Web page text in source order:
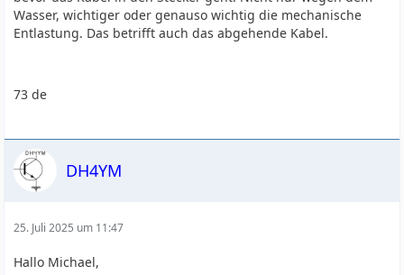
Wasser, wichtiger oder genauso wichtig die mechanische
Entlastung. Das betrifft auch das abgehende Kabel.
73 de
DH4YM
25. Juli 2025 um 11:47
Hallo Michael,